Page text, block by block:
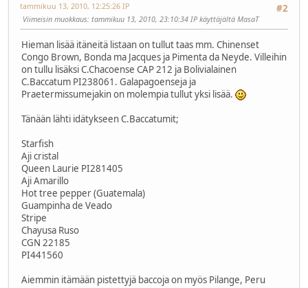
#2
tammikuu 13, 2010, 12:25:26 IP
Viimeisin muokkaus: tammikuu 13, 2010, 23:10:34 IP käyttäjältä MasaT
Hieman lisää itäneitä listaan on tullut taas mm. Chinenset
Congo Brown, Bonda ma Jacques ja Pimenta da Neyde. Villeihin
on tullu lisäksi C.Chacoense CAP 212 ja Bolivialainen
C.Baccatum PI238061. Galapagoenseja ja
Praetermissumejakin on molempia tullut yksi lisää.
Tänään lähti idätykseen C.Baccatumit;
Starfish
Aji cristal
Queen Laurie PI281405
Aji Amarillo
Hot tree pepper (Guatemala)
Guampinha de Veado
Stripe
Chayusa Ruso
CGN 22185
PI441560
Aiemmin itämään pistettyjä baccoja on myös Pilange, Peru